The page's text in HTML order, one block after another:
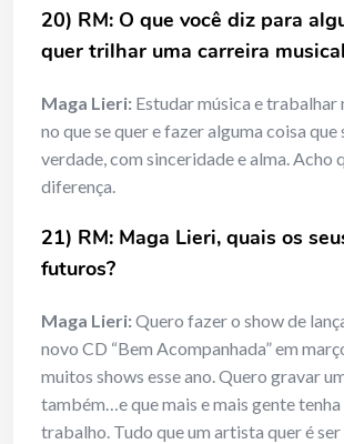
20) RM: O que você diz para
quer trilhar uma carreira
Maga Lieri: Estudar música e trabalhar
no que se quer e fazer alguma coisa que
verdade, com sinceridade e alma. Acho
diferença.
21) RM: Maga Lieri, quais os
futuros?
Maga Lieri:Quero fazer o show de
novo CD “Bem Acompanhada” em
muitos shows esse ano. Quero gravar
também…e que mais e mais gente tenha
trabalho. Tudo que um artista quer é ser